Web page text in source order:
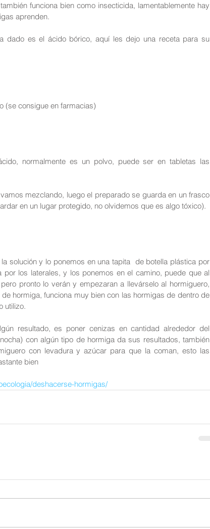
funciona bien como insecticida, lamentablemente hay
aprenden.
dado es el ácido bórico, aquí les dejo una receta para su
(se consigue en farmacias)
mezclando, luego el preparado se guarda en un frasco
en un lugar protegido, no olvidemos que es algo tóxico).
solución y lo ponemos en una tapita  de botella plástica por
por los laterales, y los ponemos en el camino, puede que al
pronto lo verán y empezaran a llevárselo al hormiguero,
hormiga, funciona muy bien con las hormigas de dentro de
utilizo.
resultado, es poner cenizas en cantidad alrededor del
con algún tipo de hormiga da sus resultados, también
con levadura y azúcar para que la coman, esto las
bien
deshacerse-hormigas/